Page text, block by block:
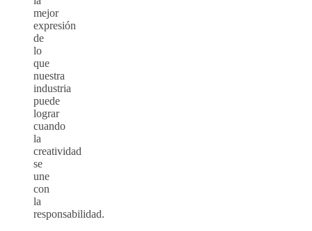
mejor
expresión
de
lo
que
nuestra
industria
puede
lograr
cuando
la
creatividad
se
une
con
la
responsabilidad.